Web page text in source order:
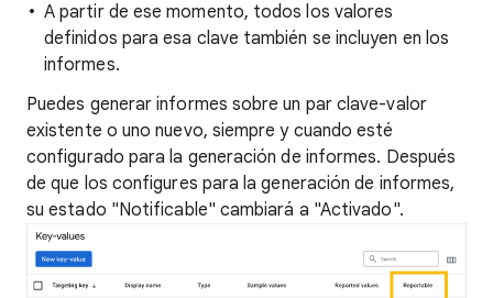
A partir de ese momento, todos los valores
definidos para esa clave también se incluyen en los
informes.
Puedes generar informes sobre un par clave-valor
existente o uno nuevo, siempre y cuando esté
configurado para la generación de informes. Después
de que los configures para la generación de informes,
su estado "Notificable" cambiará a "Activado".